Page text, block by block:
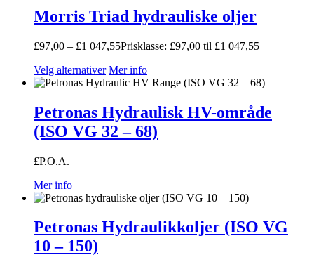
Morris Triad hydrauliske oljer
£97,00 – £1 047,55Prisklasse: £97,00 til £1 047,55
Velg alternativer Mer info
Petronas Hydraulisk HV-område
(ISO VG 32 – 68)
£P.O.A.
Mer info
Petronas Hydraulikkoljer (ISO VG
10 – 150)